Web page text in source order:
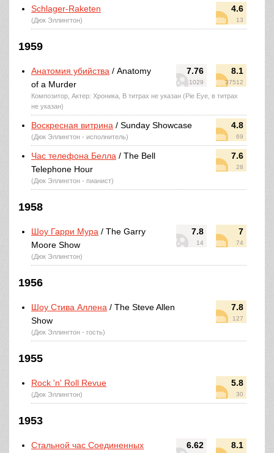
4.6
13
Schlager-Raketen
(Дюк Эллингтон)
1959
7.76
1029
8.1
37512
Анатомия убийства / Anatomy
of a Murder
Композитор, Актер: Хроника, В титрах не указан (Pie Eye, в титрах
не указан)
4.8
69
Воскресная витрина / Sunday Showcase
(Дюк Эллингтон - исполнитель)
7.6
28
Час телефона Белла / The Bell
Telephone Hour
(Дюк Эллингтон - пианист)
1958
7.8
14
7
74
Шоу Гарри Мура / The Garry
Moore Show
(Дюк Эллингтон)
1956
7.8
127
Шоу Стива Аллена / The Steve Allen
Show
(Дюк Эллингтон - гость)
1955
5.8
30
Rock 'n' Roll Revue
(Дюк Эллингтон)
1953
6.62 8.1
Стальной час Соединенных